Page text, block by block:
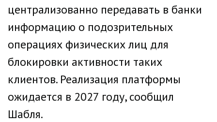
централизованно передавать в банки
информацию о подозрительных
операциях физических лиц для
блокировки активности таких
клиентов. Реализация платформы
ожидается в 2027 году, сообщил
Шабля.